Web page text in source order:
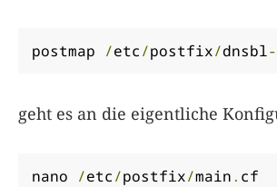
postmap /etc/postfix/dnsbl-
geht es an die eigentliche
nano /etc/postfix/main. cf